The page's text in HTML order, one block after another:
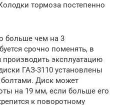
тормоза постепенно
больше чем на 3
срочно поменять, в
эксплуатацию
ГАЗ-3110 установлены
болтами. Диск может
на 19 мм, если больше его
к поворотному